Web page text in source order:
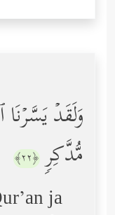
وَلَقَدۡ
مُّدَّكِرࣲ ﴿٢٢﴾
ja